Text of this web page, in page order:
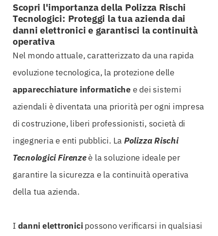
Scopri l'importanza della Polizza Rischi
Tecnologici: Proteggi la tua azienda dai
danni elettronici e garantisci la continuità
operativa
Nel mondo attuale, caratterizzato da una rapida
evoluzione tecnologica, la protezione delle
apparecchiature informatiche e dei sistemi
aziendali è diventata una priorità per ogni impresa
di costruzione, liberi professionisti, società di
ingegneria e enti pubblici. LaPolizza Rischi
Tecnologici Firenzeè la soluzione ideale per
garantire la sicurezza e la continuità operativa
della tua azienda.
I danni elettronici possono verificarsi in qualsiasi